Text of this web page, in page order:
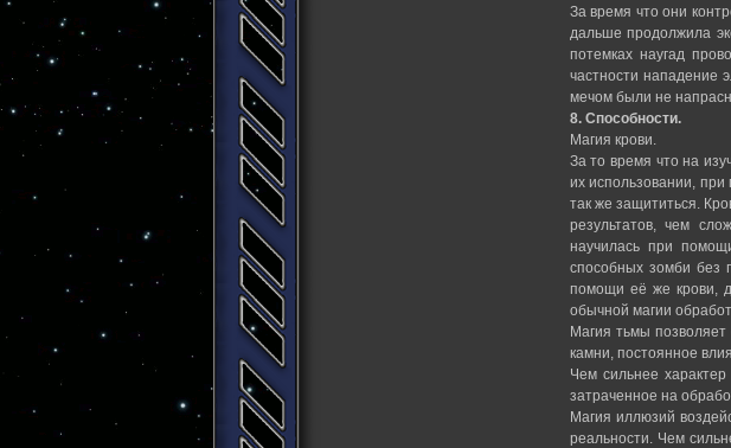
За время что они
дальше продолжила
потемках наугад
частности нападение
мечом были не
8. Способности.
Магия крови.
За то время что на
их использовании,
так же защититься.
результатов, чем
научилась при
способных зомби без
помощи её же крови,
обычной магии
Магия тьмы
камни, постоянное
Чем сильнее
затраченное на
Магия иллюзий
реальности. Чем